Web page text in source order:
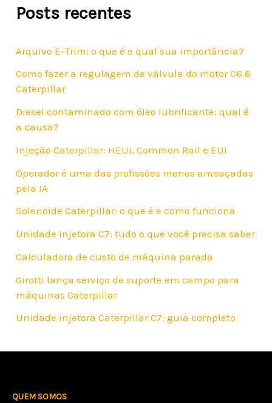
Posts recentes
Arquivo E-Trim: o que é e qual sua importância?
Como fazer a regulagem de válvula do motor C6.6
Caterpillar
Diesel contaminado com óleo lubrificante: qual é
a causa?
Injeção Caterpillar: HEUI, Common Rail e EUI
Operador é uma das profissões menos ameaçadas
pela IA
Solenoide Caterpillar: o que é e como funciona
Unidade injetora C7: tudo o que você precisa saber
Calculadora de custo de máquina parada
Girotti lança serviço de suporte em campo para
máquinas Caterpillar
Unidade injetora Caterpillar C7: guia completo
QUEM SOMOS